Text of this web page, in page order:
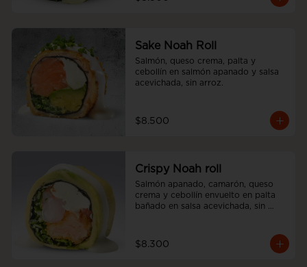
Sake Noah Roll
Salmón, queso crema, palta y
cebollín en salmón apanado y salsa
acevichada, sin arroz.
$8.500
Crispy Noah roll
Salmón apanado, camarón, queso
crema y cebollín envuelto en palta
bañado en salsa acevichada, sin
$8.300